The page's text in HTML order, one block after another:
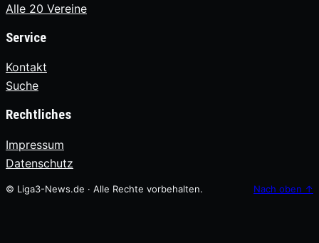
Alle 20 Vereine
Service
Kontakt
Suche
Rechtliches
Impressum
Datenschutz
© Liga3-News.de · Alle Rechte vorbehalten. Nach oben ↑